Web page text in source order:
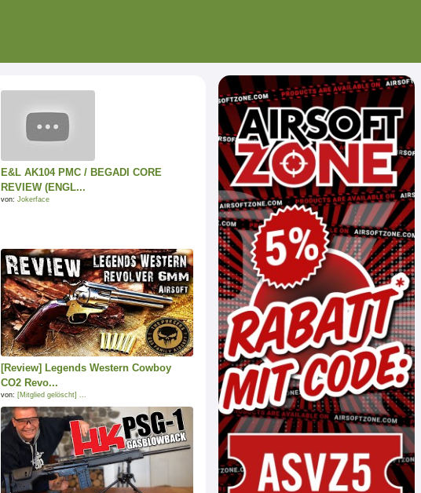
E&L AK104 PMC / BEGADI CORE
REVIEW (ENGL...
von:Jokerface
[Review] Legends Western Cowboy
CO2 Revo...
von: [Mitglied gelöscht] ...